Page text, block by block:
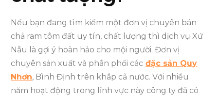
Nếu bạn đang tìm kiếm một đơn vị chuyên bán
chả ram tôm đất uy tín, chất lượng thì dịch vụ Xứ
Nẫu là gợi ý hoàn hảo cho mội người. Đơn vị
chuyên sản xuất và phân phối các đặc sản Quy
Nhơn, Bình Định trên khắp cả nước. Với nhiều
năm hoạt động trong lĩnh vực này công ty đã có